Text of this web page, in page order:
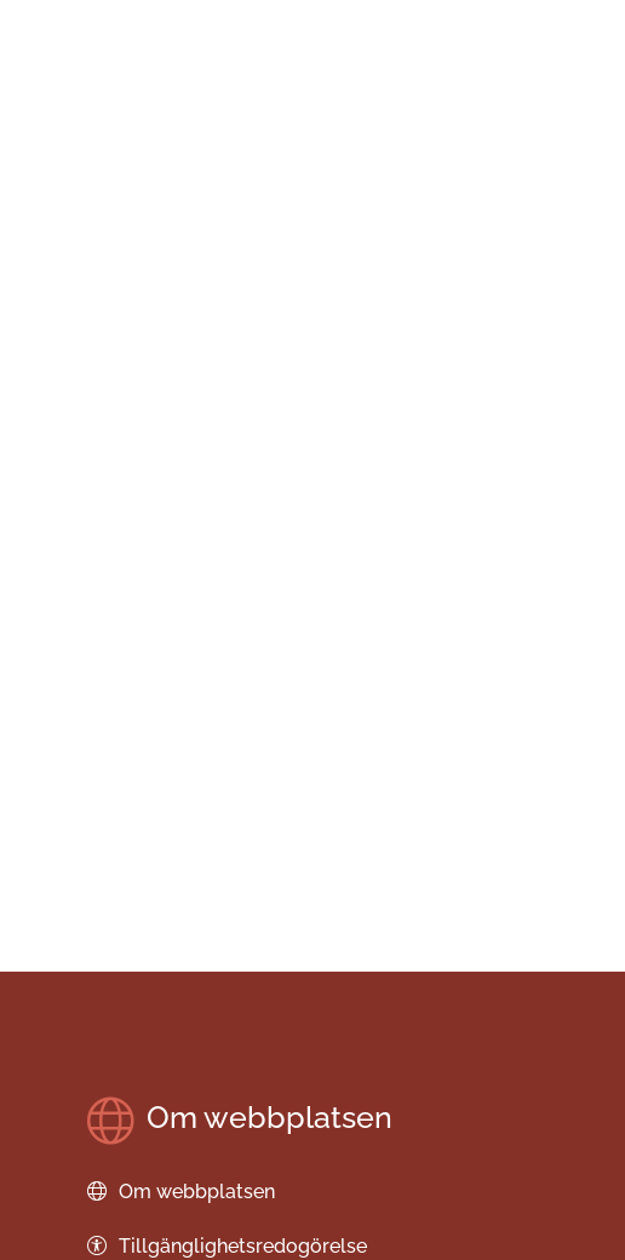
Om webbplatsen
Om webbplatsen
Tillgänglighetsredogörelse